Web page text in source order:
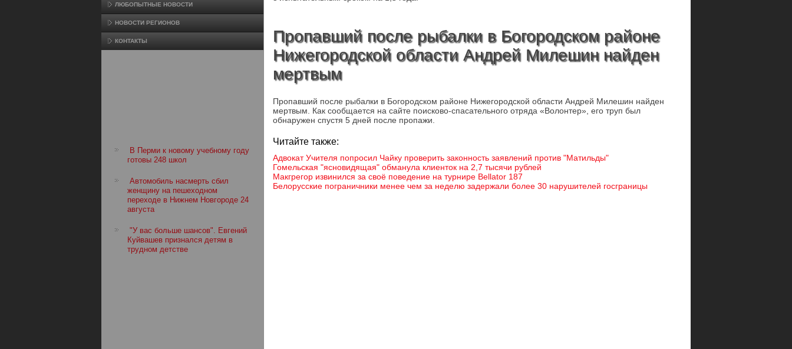
ЛЮБОПЫТНЫЕ НОВОСТИ
НОВОСТИ РЕГИОНОВ
КОНТАКТЫ
В Перми к новому учебному году
готовы 248 школ
Автомобиль насмерть сбил
женщину на пешеходном
переходе в Нижнем Новгороде 24
августа
"У вас больше шансов". Евгений
Куйвашев признался детям в
трудном детстве
Пропавший после рыбалки в Богородском районе
Нижегородской области Андрей Милешин найден
мертвым
Пропавший после рыбалки в Богородском районе Нижегородской области Андрей Милешин найден
мертвым. Как сообщается на сайте поисково-спасательного отряда «Волонтер», его труп был
обнаружен спустя 5 дней после пропажи.
Читайте также:
Адвокат Учителя попросил Чайку проверить законность заявлений против "Матильды"
Гомельская "ясновидящая" обманула клиенток на 2,7 тысячи рублей
Макгрегор извинился за своё поведение на турнире Bellator 187
Белорусские пограничники менее чем за неделю задержали более 30 нарушителей госграницы